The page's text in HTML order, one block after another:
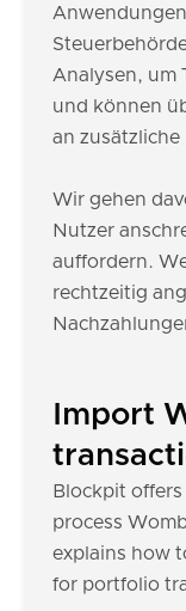
Analysen, um
und können
an
Wir gehen
Nutzer
auffordern.
rechtzeitig
Import
Blockpit
process
explains how
for portfolio